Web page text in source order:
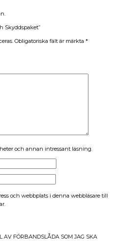
Skyddspaket”
Obligatoriska fält är märkta *
och annan intressant läsning.
och webbplats i denna webbläsare till
AV FÖRBANDSLÅDA SOM JAG SKA